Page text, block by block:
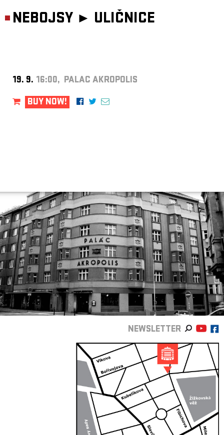
NEBOJSY ► ULIČNICE
19. 9. 16:00, PALAC AKROPOLIS
BUY NOW!
NEWSLETTER